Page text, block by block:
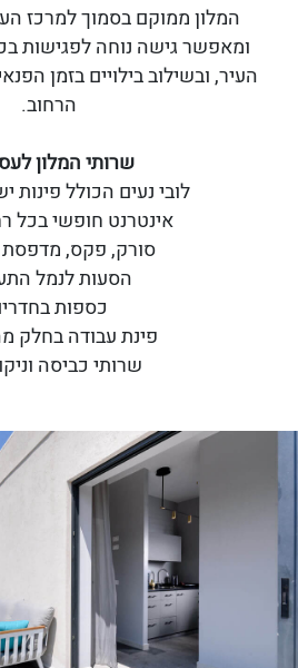
המלון ממוקם בסמוך למרכז
ומאפשר גישה נוחה לפגישות
העיר, ובשילוב בילויים בזמן
הרחוב.
שרותי המלון
לובי נעים הכולל פינות
אינטרנט חופשי בכל
סורק, פקס,
הסעות לנמל
כספות
פינת עבודה בחלק
שרותי כביסה